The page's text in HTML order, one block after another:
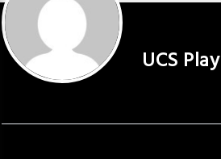
UCS Play